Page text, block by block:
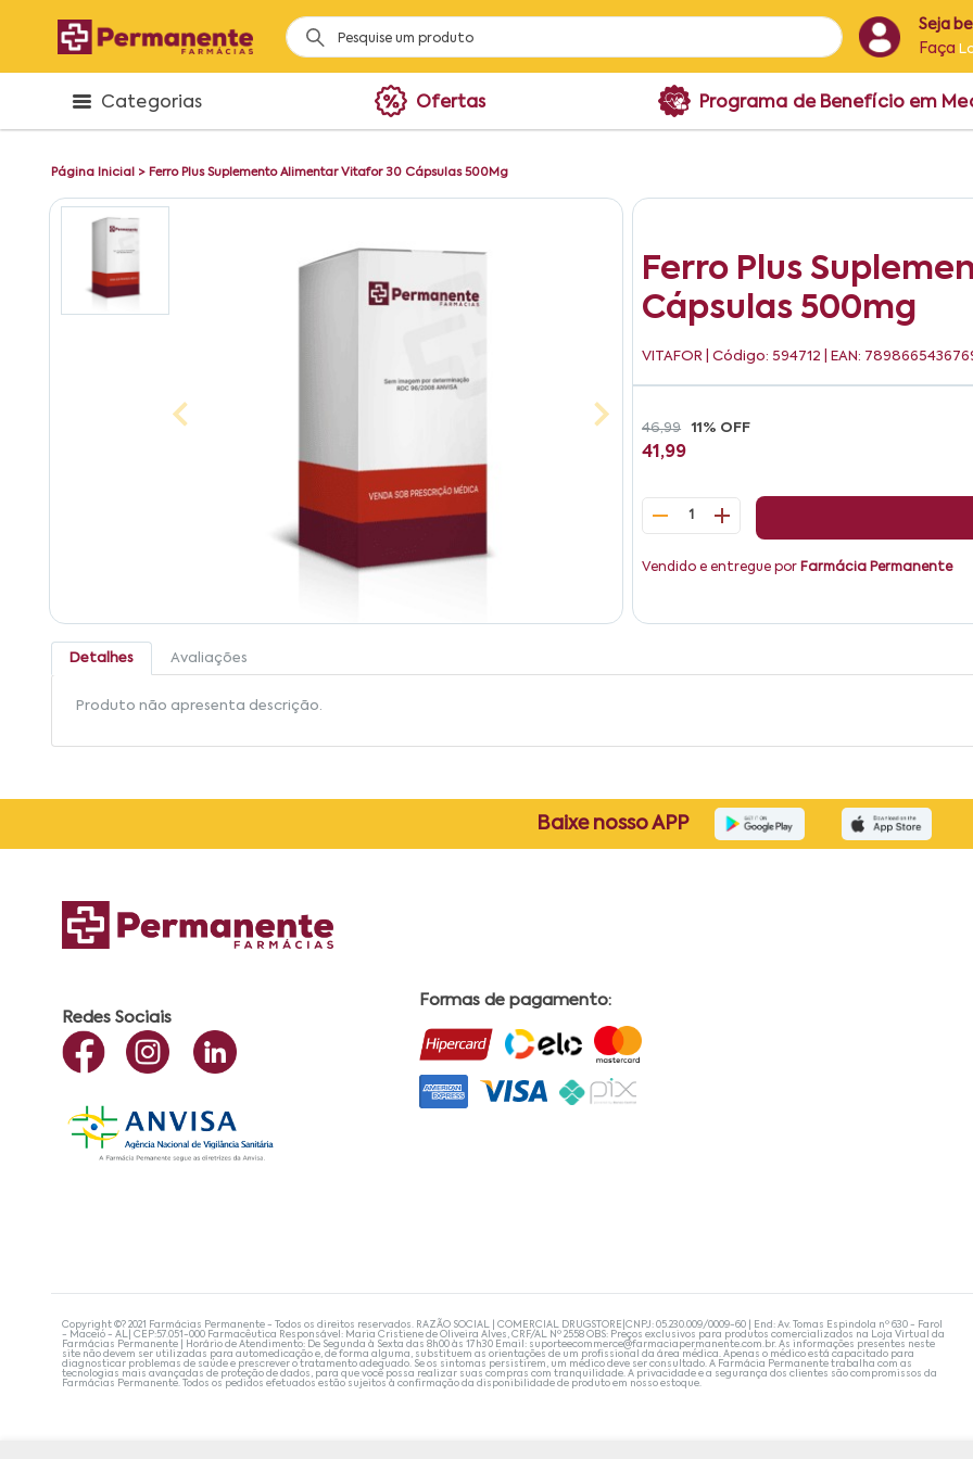
Seja
Faça
Categorias Ofertas Programa de Benefício em
Página Inicial > Ferro Plus Suplemento Alimentar Vitafor 30 Cápsulas 500Mg
Ferro Plus
Cápsulas 500mg
VITAFOR | Código: 594712 | EAN:
46,99 11% OFF
41,99
1
Vendido e entregue por Farmácia Permanente
Detalhes Avaliações
Produto não apresenta descrição.
Baixe nosso APP
Redes Sociais
Formas de pagamento:
Copyright ©? 2021 Farmácias Permanente - Todos os direitos reservados. RAZÃO SOCIAL | COMERCIAL DRUGSTORE|CNPJ: 05.230.009/0009-60 | End: Av. Tomas Espindola nº 630 - Farol
- Maceió - AL| CEP:57.051-000 Farmacêutica Responsável: Maria Cristiene de Oliveira Alves, CRF/AL Nº 2558 OBS: Preços exclusivos para produtos comercializados na Loja Virtual da
Farmácias Permanente | Horário de Atendimento: De Segunda à Sexta das 8h00 às 17h30 Email: suporteecommerce@farmaciapermanente.com.br. As informações presentes neste
site não devem ser utilizadas para automedicação e, de forma alguma, substituem as orientações de um profissional da área médica. Apenas o médico está capacitado para
diagnosticar problemas de saúde e prescrever o tratamento adequado. Se os sintomas persistirem, um médico deve ser consultado. A Farmácia Permanente trabalha com as
tecnologias mais avançadas de proteção de dados, para que você possa realizar suas compras com tranquilidade. A privacidade e a segurança dos clientes são compromissos da
Farmácias Permanente. Todos os pedidos efetuados estão sujeitos à confirmação da disponibilidade de produto em nosso estoque.